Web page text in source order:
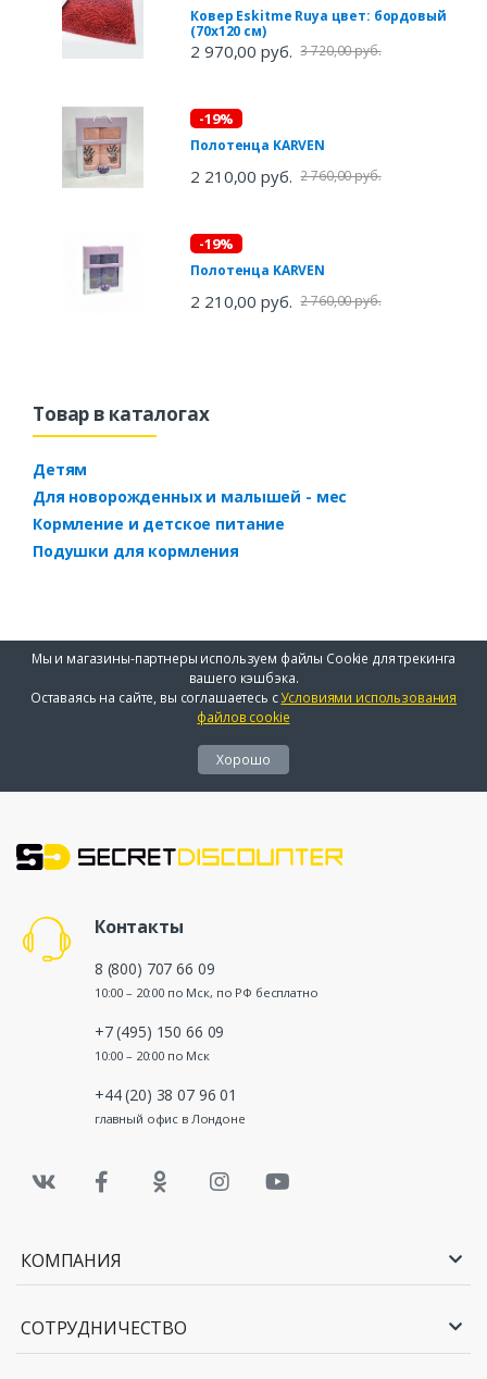
Ковер Eskitme Ruya цвет: бордовый
(70х120 см)
2 970,00 руб. 3 720,00 руб.
-19%
Полотенца KARVEN
2 210,00 руб. 2 760,00 руб.
-19%
Полотенца KARVEN
2 210,00 руб. 2 760,00 руб.
Товар в каталогах
Детям
Для новорожденных и малышей - мес
Кормление и детское питание
Подушки для кормления
Мы и магазины-партнеры используем файлы Cookie для трекинга
вашего кэшбэка.
Оставаясь на сайте, вы соглашаетесь сУсловиями использования
файлов cookie
Хорошо
Контакты
8 (800) 707 66 09
10:00 – 20:00 по Мск, по РФ бесплатно
+7 (495) 150 66 09
10:00 – 20:00 по Мск
+44 (20) 38 07 96 01
главный офис в Лондоне
КОМПАНИЯ
СОТРУДНИЧЕСТВО